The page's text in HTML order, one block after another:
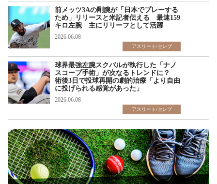
前メッツ3Aの剛腕が「日本でプレーする
ため」リリースと米記者伝える 最速159
キロ左腕 主にリリーフとして活躍
2026.06.08
アスリート/セレブ
球界最強左腕スクバルが執行した「ナノ
スコープ手術」が次なるトレンドに？
術後3日で投球再開の劇的治療「より自由
に投げられる感覚があった」
2026.06.08
アスリート/セレブ